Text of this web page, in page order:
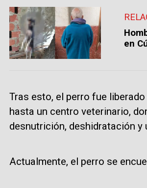
en
Tras esto, el perro fue
hasta un centro veterinario,
desnutrición, deshidratación y
Actualmente, el perro se